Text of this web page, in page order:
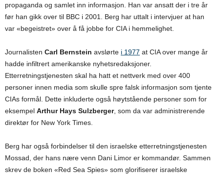
propaganda og samlet inn informasjon. Han var ansatt der i tre år
før han gikk over til BBC i 2001. Berg har uttalt i intervjuer at han
var «begeistret» over å få jobbe for CIA i hemmelighet.
Journalisten Carl Bernstein avslørte i 1977 at CIA over mange år
hadde infiltrert amerikanske nyhetsredaksjoner.
Etterretningstjenesten skal ha hatt et nettverk med over 400
personer innen media som skulle spre falsk informasjon som tjente
CIAs formål. Dette inkluderte også høytstående personer som for
eksempel Arthur Hays Sulzberger, som da var administrerende
direktør for New York Times.
Berg har også forbindelser til den israelske etterretningstjenesten
Mossad, der hans nære venn Dani Limor er kommandør. Sammen
skrev de boken «Red Sea Spies» som glorifiserer israelske